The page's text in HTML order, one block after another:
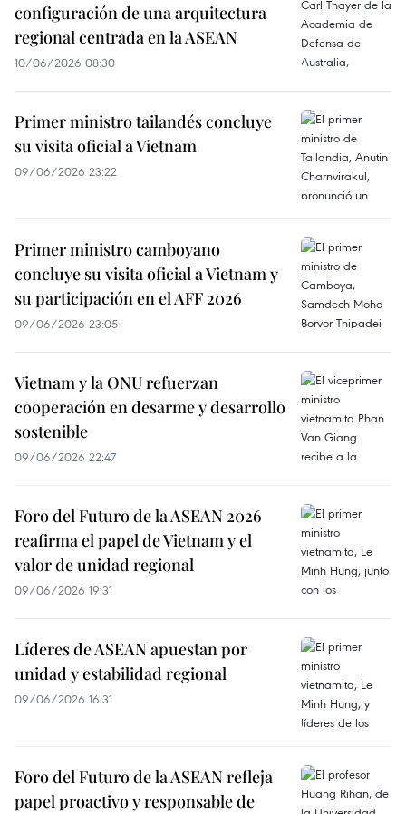
configuración de una arquitectura
regional centrada en la ASEAN
10/06/2026 08:30
Primer ministro tailandés concluye
su visita oficial a Vietnam
09/06/2026 23:22
Primer ministro camboyano
concluye su visita oficial a Vietnam y
su participación en el AFF 2026
09/06/2026 23:05
Vietnam y la ONU refuerzan
cooperación en desarme y desarrollo
sostenible
09/06/2026 22:47
Foro del Futuro de la ASEAN 2026
reafirma el papel de Vietnam y el
valor de unidad regional
09/06/2026 19:31
Líderes de ASEAN apuestan por
unidad y estabilidad regional
09/06/2026 16:31
Foro del Futuro de la ASEAN refleja
papel proactivo y responsable de